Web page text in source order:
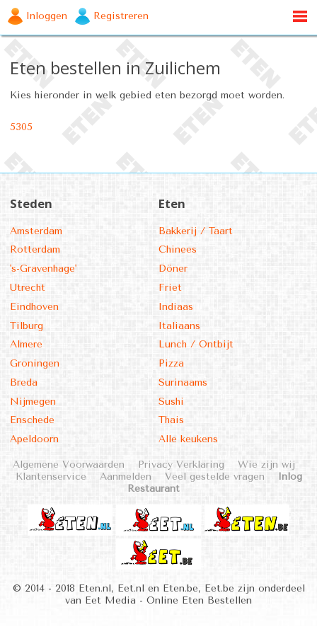
Inloggen Registreren
Eten bestellen in Zuilichem
Kies hieronder in welk gebied eten bezorgd moet worden.
5305
Steden
Amsterdam
Rotterdam
's-Gravenhage'
Utrecht
Eindhoven
Tilburg
Almere
Groningen
Breda
Nijmegen
Enschede
Apeldoorn
Eten
Bakkerij / Taart
Chinees
Döner
Friet
Indiaas
Italiaans
Lunch / Ontbijt
Pizza
Surinaams
Sushi
Thais
Alle keukens
Algemene Voorwaarden Privacy Verklaring
Wie zijn wij
Klantenservice
Aanmelden Veel gestelde vragen
Inlog
Restaurant
© 2014 - 2018 Eten.nl, Eet.nl en Eten.be, Eet.be zijn onderdeel
van Eet Media - Online Eten Bestellen